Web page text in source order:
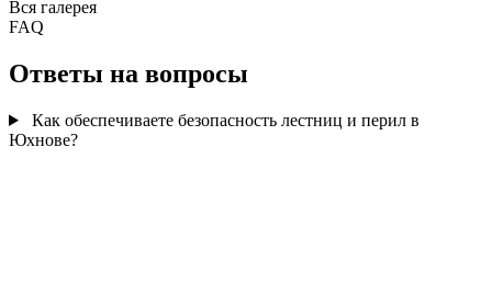
Вся галерея
FAQ
Ответы на вопросы
Как обеспечиваете безопасность лестниц и перил в
Юхнове?